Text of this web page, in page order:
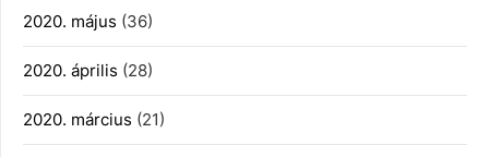
2020. május (36)
2020. április (28)
2020. március (21)